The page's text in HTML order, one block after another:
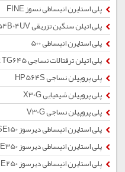
پلی استایرن انبساطی نسوز FINE
پلی اتیلن سنگین تزریقی 54B04UV
پلی استایرن انبساطی 500
پلی اتیلن ترفتالات نساجی Super Bright TG645
پلی پروپیلن نساجی HP564S
پلی پروپیلن شیمیایی X30G
پلی پروپیلن نساجی V30G
پلی استایرن انبساطی دیرسوز SE150
پلی استایرن انبساطی دیرسوز SE350
پلی استایرن انبساطی دیرسوز SE250